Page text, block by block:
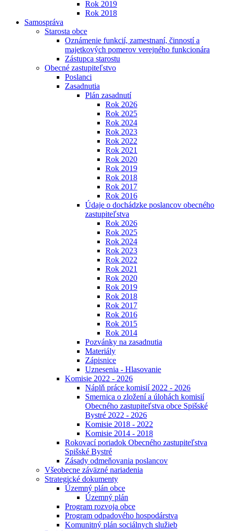
Rok 2019
Rok 2018
Samospráva
Starosta obce
Oznámenie funkcií, zamestnaní, činností a
majetkových pomerov verejného funkcionára
Zástupca starostu
Obecné zastupiteľstvo
Poslanci
Zasadnutia
Plán zasadnutí
Rok 2026
Rok 2025
Rok 2024
Rok 2023
Rok 2022
Rok 2021
Rok 2020
Rok 2019
Rok 2018
Rok 2017
Rok 2016
Údaje o dochádzke poslancov obecného
zastupiteľstva
Rok 2026
Rok 2025
Rok 2024
Rok 2023
Rok 2022
Rok 2021
Rok 2020
Rok 2019
Rok 2018
Rok 2017
Rok 2016
Rok 2015
Rok 2014
Pozvánky na zasadnutia
Materiály
Zápisnice
Uznesenia - Hlasovanie
Komisie 2022 - 2026
Náplň práce komisií 2022 - 2026
Smernica o zložení a úlohách komisií
Obecného zastupiteľstva obce Spišské
Bystré 2022 - 2026
Komisie 2018 - 2022
Komisie 2014 - 2018
Rokovací poriadok Obecného zastupiteľstva
Spišské Bystré
Zásady odmeňovania poslancov
Všeobecne záväzné nariadenia
Strategické dokumenty
Územný plán obce
Územný plán
Program rozvoja obce
Program odpadového hospodárstva
Komunitný plán sociálnych služieb